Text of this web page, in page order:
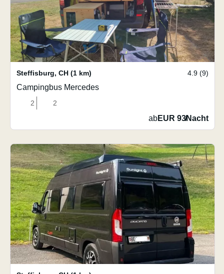
Steffisburg, CH (1 km) 4.9 (9)
Campingbus Mercedes
2 2
abEUR 93/Nacht